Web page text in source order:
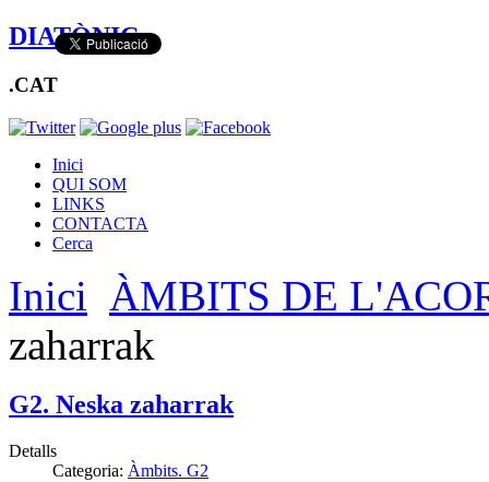
DIATÒNIC
.CAT
Inici
QUI SOM
LINKS
CONTACTA
Cerca
Inici
ÀMBITS DE
zaharrak
G2. Neska zaharrak
Detalls
Categoria: Àmbits. G2